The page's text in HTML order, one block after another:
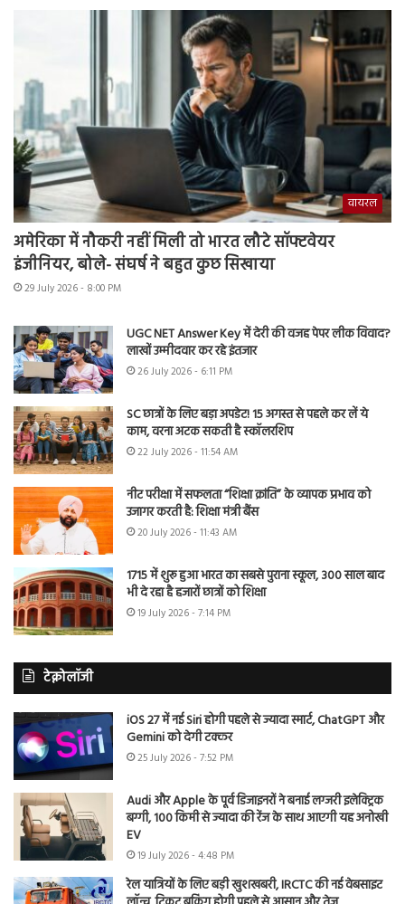
वायरल
अमेरिका में नौकरी नहीं मिली तो भारत लौटे सॉफ्टवेयर
इंजीनियर, बोले- संघर्ष ने बहुत कुछ सिखाया
29 July 2026 - 8:00 PM
UGC NET Answer Key में देरी की वजह पेपर लीक विवाद?
लाखों उम्मीदवार कर रहे इंतजार
26 July 2026 - 6:11 PM
SC छात्रों के लिए बड़ा अपडेट! 15 अगस्त से पहले कर लें ये
काम, वरना अटक सकती है स्कॉलरशिप
22 July 2026 - 11:54 AM
नीट परीक्षा में सफलता “शिक्षा क्रांति” के व्यापक प्रभाव को
उजागर करती है: शिक्षा मंत्री बैंस
20 July 2026 - 11:43 AM
1715 में शुरू हुआ भारत का सबसे पुराना स्कूल, 300 साल बाद
भी दे रहा है हजारों छात्रों को शिक्षा
19 July 2026 - 7:14 PM
टेक्नोलॉजी
iOS 27 में नई Siri होगी पहले से ज्यादा स्मार्ट, ChatGPT और
Gemini को देगी टक्कर
25 July 2026 - 7:52 PM
Audi और Apple के पूर्व डिजाइनरों ने बनाई लग्जरी इलेक्ट्रिक
बग्गी, 100 किमी से ज्यादा की रेंज के साथ आएगी यह अनोखी
EV
19 July 2026 - 4:48 PM
रेल यात्रियों के लिए बड़ी खुशखबरी, IRCTC की नई वेबसाइट